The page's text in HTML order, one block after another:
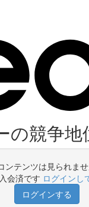
の競争地
ンテンツは見られま
会済です ログインし
ログインする